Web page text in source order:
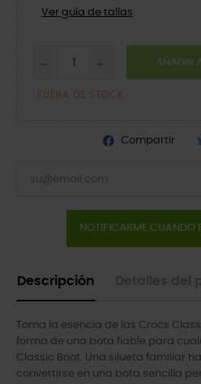
Ver guía de tallas
AÑADIR
FUERA DE STOCK
Compartir
NOTIFICARME CUANDO
Descripción
Toma la esencia de las Crocs
forma de una bota fiable para
Classic Boot. Una silueta familiar
convertirse en una bota sencilla